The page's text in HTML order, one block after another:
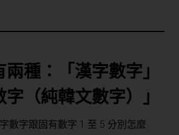
種：「漢字數字」
（純韓文數字）」
數字跟固有數字 1 至 5 分別怎麼